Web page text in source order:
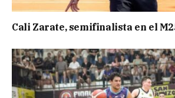
Cali Zarate, semifinalista en el